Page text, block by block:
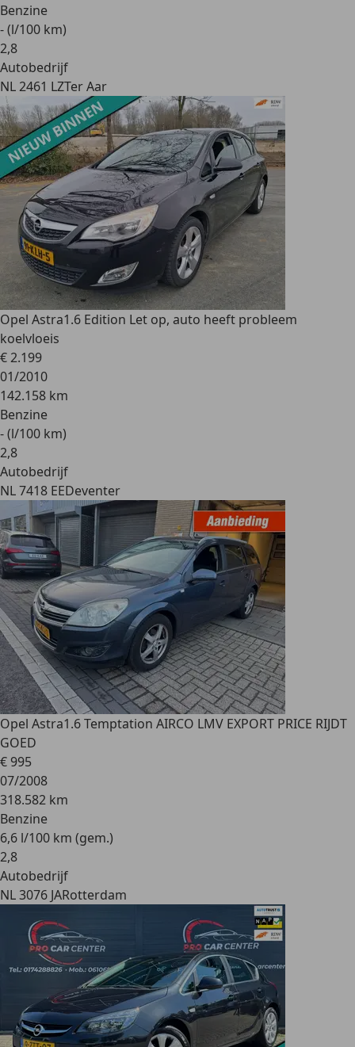
Benzine
- (l/100 km)
2,8
Autobedrijf
NL 2461 LZTer Aar
Opel Astra1.6 Edition Let op, auto heeft probleem
koelvloeis
€ 2.199
01/2010
142.158 km
Benzine
- (l/100 km)
2,8
Autobedrijf
NL 7418 EEDeventer
Opel Astra1.6 Temptation AIRCO LMV EXPORT PRICE RIJDT
GOED
€ 995
07/2008
318.582 km
Benzine
6,6 l/100 km (gem.)
2,8
Autobedrijf
NL 3076 JARotterdam